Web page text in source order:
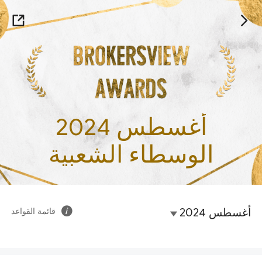
أغسطس 2024
الوسطاء الشعبية
أغسطس 2024 قائمة القواعد